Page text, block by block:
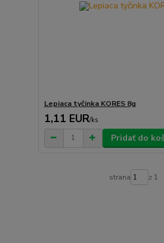
Lepiaca tyčinka KORES 8g
1,11 EUR/ks
Pridať do
strana z 1